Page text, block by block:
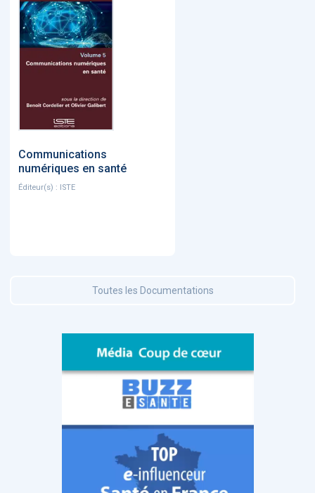
Communications
numériques en santé
Éditeur(s) : ISTE
Toutes les Documentations